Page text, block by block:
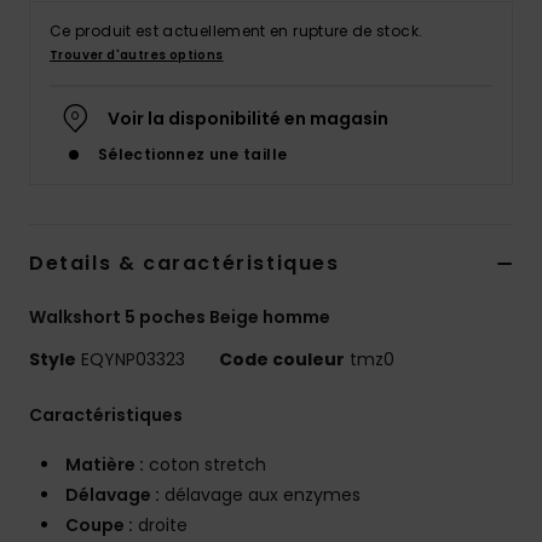
Ce produit est actuellement en rupture de stock.
Trouver d'autres options
Voir la disponibilité en magasin
Sélectionnez une taille
Details & caractéristiques
Walkshort 5 poches Beige homme
Style EQYNP03323 Code couleur tmz0
Caractéristiques
Matière : coton stretch
Délavage : délavage aux enzymes
Coupe : droite